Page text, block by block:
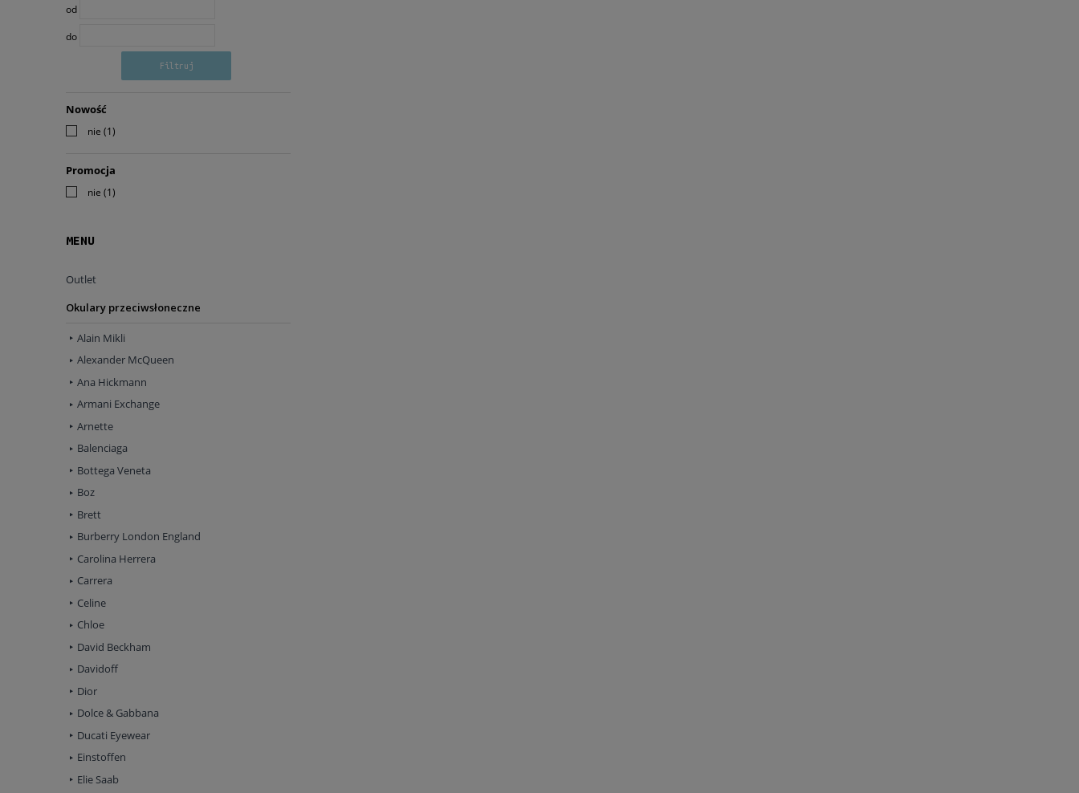
od
do
Filtruj
Nowość
nie (1)
Promocja
nie (1)
MENU
Outlet
Okulary przeciwsłoneczne
Alain Mikli
Alexander McQueen
Ana Hickmann
Armani Exchange
Arnette
Balenciaga
Bottega Veneta
Boz
Brett
Burberry London England
Carolina Herrera
Carrera
Celine
Chloe
David Beckham
Davidoff
Dior
Dolce & Gabbana
Ducati Eyewear
Einstoffen
Elie Saab